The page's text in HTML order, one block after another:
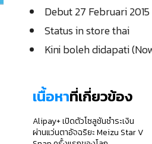
Debut 27 Februari
Status in store thai
Kini boleh didapati
เนื้อหาที่เกี่ยวข้อง
Alipay+ เปิดตัวโซลูชันชำระเงิน
ผ่านแว่นตาอัจฉริยะ Meizu Star V